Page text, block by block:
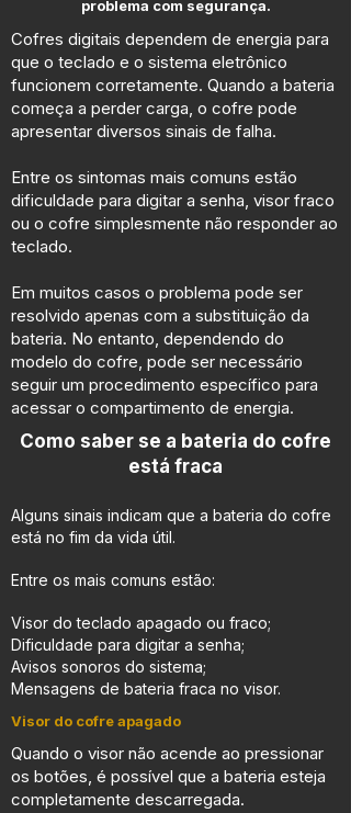
Cofres digitais dependem de energia para
que o teclado e o sistema eletrônico
funcionem corretamente. Quando a bateria
começa a perder carga, o cofre pode
apresentar diversos sinais de falha.
Entre os sintomas mais comuns estão
dificuldade para digitar a senha, visor fraco
ou o cofre simplesmente não responder ao
teclado.
Em muitos casos o problema pode ser
resolvido apenas com a substituição da
bateria. No entanto, dependendo do
modelo do cofre, pode ser necessário
seguir um procedimento específico para
acessar o compartimento de energia.
Como saber se a bateria do cofre
está fraca
Alguns sinais indicam que a bateria do cofre
está no fim da vida útil.
Entre os mais comuns estão:
Visor do teclado apagado ou fraco;
Dificuldade para digitar a senha;
Avisos sonoros do sistema;
Mensagens de bateria fraca no visor.
problema com segurança.
Visor do cofre apagado
Quando o visor não acende ao pressionar
os botões, é possível que a bateria esteja
completamente descarregada.